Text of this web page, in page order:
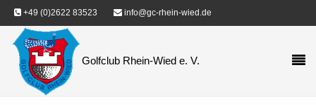
+49 (0)2622 83523 info@gc-rhein-wied.de
Golfclub Rhein-Wied e. V.